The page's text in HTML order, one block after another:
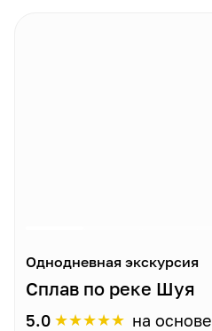
Однодневная экскурсия
Сплав по реке Шуя
5.0 ★★★★★ на основе